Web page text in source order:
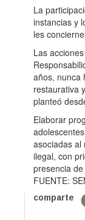
La
instancias y
les
Las
años, nunca
restaurativa
planteó
Elaborar
asociadas al
ilegal, con
presencia
FUENTE:
comparte